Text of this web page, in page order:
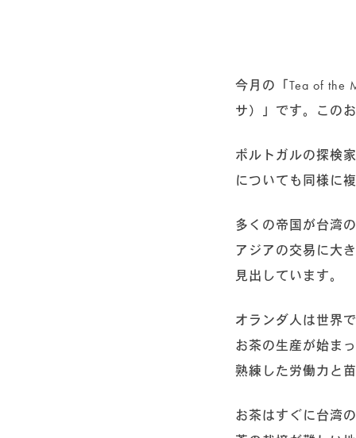
今月の「Tea of the
サ）」です。この
ポルトガルの探検
についても同様に
多くの帝国が台湾
アジアの交易に大
見出しています。
オランダ人は世界
お茶の生産が始ま
熟練した労働力と
お茶はすぐに台湾